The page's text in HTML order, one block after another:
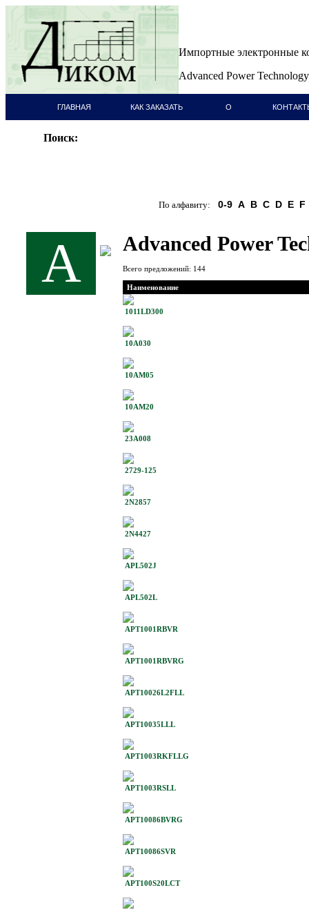
Импортные электронные
Advanced Power Technology
ГЛАВНАЯ КАК ЗАКАЗАТЬ О
Поиск:
По алфавиту: 0-9 A B C D E F
A Advanced Power
Всего предложений: 144
Наименование
1011LD300
10A030
10AM05
10AM20
23A008
2729-125
2N2857
2N4427
APL502J
APL502L
APT1001RBVR
APT1001RBVRG
APT10026L2FLL
APT10035LLL
APT1003RKFLLG
APT1003RSLL
APT10086BVRG
APT10086SVR
APT100S20LCT